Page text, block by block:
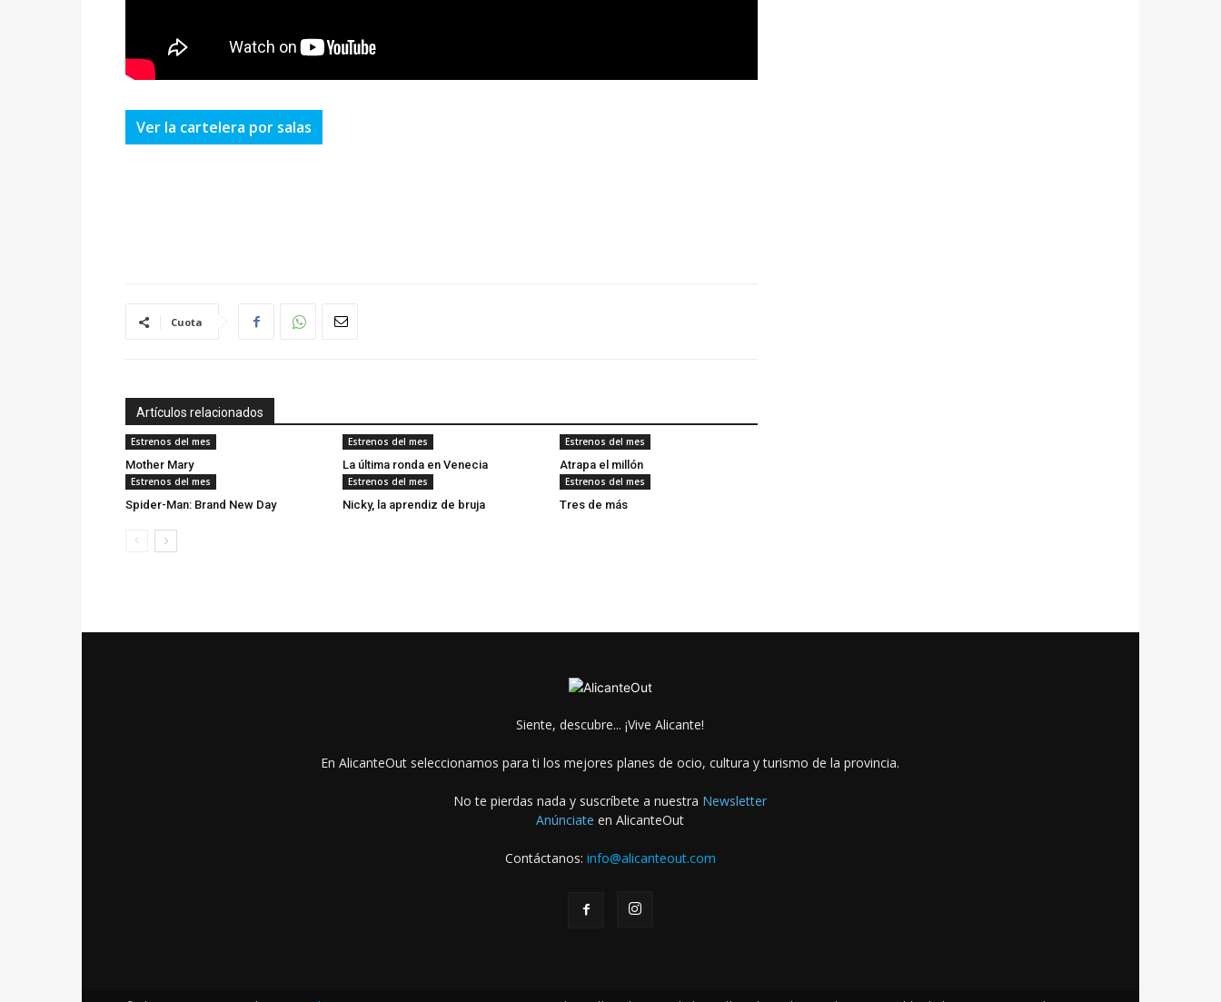
Ver la cartelera por salas
Cuota
Artículos relacionados
Estrenos del mes
Mother Mary
Estrenos del mes
La última ronda en Venecia
Estrenos del mes
Atrapa el millón
Estrenos del mes
Spider-Man: Brand New Day
Estrenos del mes
Nicky, la aprendiz de bruja
Estrenos del mes
Tres de más
Siente, descubre... ¡Vive Alicante!
En AlicanteOut seleccionamos para ti los mejores planes de ocio, cultura y turismo de la provincia.
No te pierdas nada y suscríbete a nuestra Newsletter
Anúnciate en AlicanteOut
Contáctanos: info@alicanteout.com